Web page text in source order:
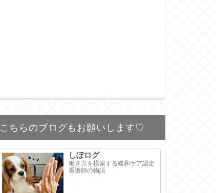
こちらのブログもお願いします♡
しぽログ
働き方を模索する緩和ケア認定
看護師の物語